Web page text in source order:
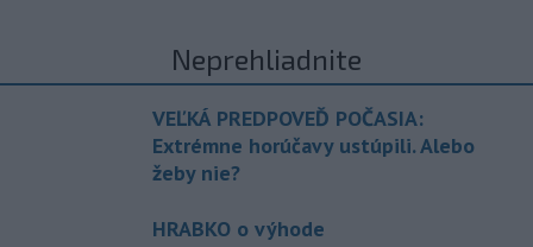
Neprehliadnite
VEĽKÁ PREDPOVEĎ POČASIA:
Extrémne horúčavy ustúpili. Alebo
žeby nie?
HRABKO o výhode